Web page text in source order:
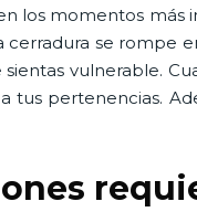
los momentos
se rompe
vulnerable.
tus pertenencias.